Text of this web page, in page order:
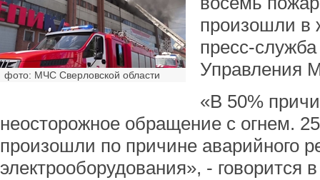
фото: МЧС Сверловской области
произошли в
пресс-служба
Управления
«В 50%
неосторожное обращение с огнем.
произошли по причине аварийного
электрооборудования», - говорится